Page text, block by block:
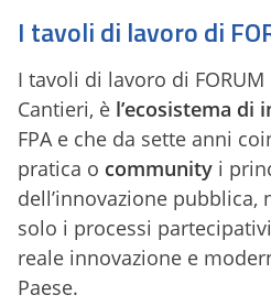
I tavoli di lavoro di
I tavoli di lavoro di FORUM
Cantieri, è l’ecosistema di
FPA e che da sette anni
pratica o community i
dell’innovazione pubblica,
solo i processi
reale innovazione e
Paese.